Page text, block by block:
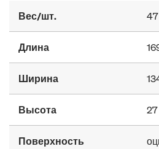
Вес/шт. 47
Длина
Ширина
Высота
Поверхность